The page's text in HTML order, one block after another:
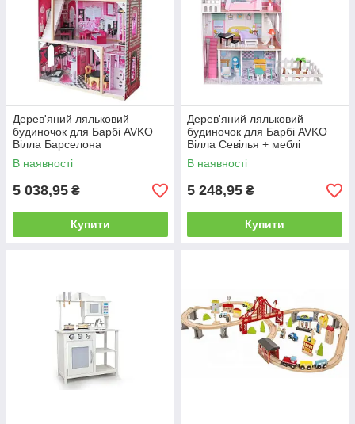
Дерев'яний ляльковий
будиночок для Барбі AVKO
Вілла Барселона
В наявності
5 038,95 ₴
Купити
Дерев'яний ляльковий
будиночок для Барбі AVKO
Вілла Севілья + меблі
В наявності
5 248,95 ₴
Купити